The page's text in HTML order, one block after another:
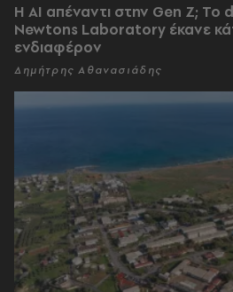
Η AI απέναντι στην Gen Z; Το
Newtons Laboratory έκανε
ενδιαφέρον
Δημήτρης Αθανασιάδης